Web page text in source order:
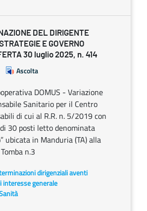
DEL DIRIGENTE
E GOVERNO
30 luglio 2025, n. 414
Ascolta
DOMUS - Variazione
Sanitario per il Centro
di cui al R.R. n. 5/2019 con
30 posti letto denominata
ubicata in Manduria (TA) alla
n.3
dirigenziali aventi
interesse generale